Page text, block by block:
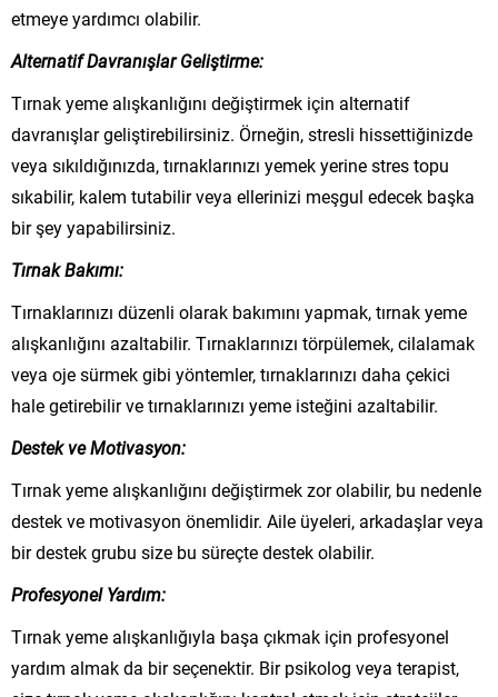
etmeye yardımcı olabilir.
Alternatif Davranışlar Geliştirme:
Tırnak yeme alışkanlığını değiştirmek için alternatif
davranışlar geliştirebilirsiniz. Örneğin, stresli hissettiğinizde
veya sıkıldığınızda, tırnaklarınızı yemek yerine stres topu
sıkabilir, kalem tutabilir veya ellerinizi meşgul edecek başka
bir şey yapabilirsiniz.
Tırnak Bakımı:
Tırnaklarınızı düzenli olarak bakımını yapmak, tırnak yeme
alışkanlığını azaltabilir. Tırnaklarınızı törpülemek, cilalamak
veya oje sürmek gibi yöntemler, tırnaklarınızı daha çekici
hale getirebilir ve tırnaklarınızı yeme isteğini azaltabilir.
Destek ve Motivasyon:
Tırnak yeme alışkanlığını değiştirmek zor olabilir, bu nedenle
destek ve motivasyon önemlidir. Aile üyeleri, arkadaşlar veya
bir destek grubu size bu süreçte destek olabilir.
Profesyonel Yardım:
Tırnak yeme alışkanlığıyla başa çıkmak için profesyonel
yardım almak da bir seçenektir. Bir psikolog veya terapist,